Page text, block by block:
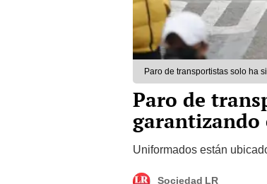
Paro de transportistas solo ha
Paro de
garantizando
Uniformados están
Sociedad LR